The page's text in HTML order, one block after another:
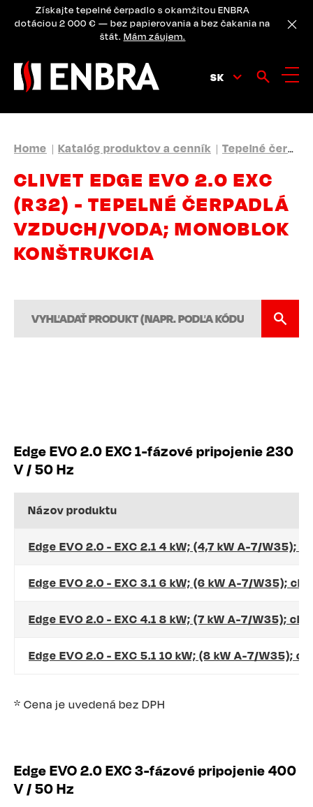
Získajte tepelné čerpadlo s okamžitou ENBRA
dotáciou 2 000 € — bez papierovania a bez čakania na
štát. Mám záujem.
SK
BREADCRUMB
Home Katalóg produktov a cenník Tepelné čerpadlá
CLIVET EDGE EVO 2.0 EXC
(R32) - TEPELNÉ ČERPADLÁ
VZDUCH/VODA; MONOBLOK
KONŠTRUKCIA
Edge EVO 2.0 EXC 1-fázové pripojenie 230
V / 50 Hz
Názov produktu
Edge EVO 2.0 - EXC 2.1 4 kW; (4,7 kW A-7/W35);
Edge EVO 2.0 - EXC 3.1 6 kW; (6 kW A-7/W35);
Edge EVO 2.0 - EXC 4.1 8 kW; (7 kW A-7/W35);
Edge EVO 2.0 - EXC 5.1 10 kW; (8 kW A-7/W35);
* Cena je uvedená bez DPH
Edge EVO 2.0 EXC 3-fázové pripojenie 400
V / 50 Hz